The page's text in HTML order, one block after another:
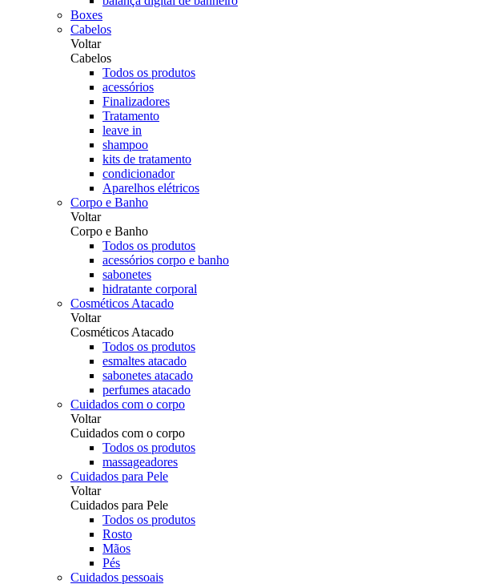
Boxes
Cabelos
Voltar
Cabelos
Todos os produtos
acessórios
Finalizadores
Tratamento
leave in
shampoo
kits de tratamento
condicionador
Aparelhos elétricos
Corpo e Banho
Voltar
Corpo e Banho
Todos os produtos
acessórios corpo e banho
sabonetes
hidratante corporal
Cosméticos Atacado
Voltar
Cosméticos Atacado
Todos os produtos
esmaltes atacado
sabonetes atacado
perfumes atacado
Cuidados com o corpo
Voltar
Cuidados com o corpo
Todos os produtos
massageadores
Cuidados para Pele
Voltar
Cuidados para Pele
Todos os produtos
Rosto
Mãos
Pés
Cuidados pessoais